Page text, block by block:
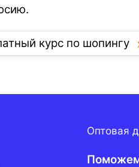
курс по шопингу
Оптовая
Поможем